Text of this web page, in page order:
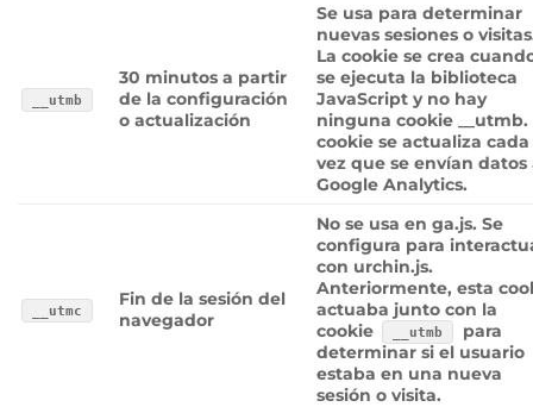
__utmb
30 minutos a partir
de la configuración
o actualización
Se usa para determinar
nuevas sesiones o
La cookie se crea
se ejecuta la biblioteca
JavaScript y no hay
ninguna cookie __utmb.
cookie se actualiza cada
vez que se envían datos
Google Analytics.
__utmc
Fin de la sesión del
navegador
No se usa en ga.js. Se
configura para
con urchin.js.
Anteriormente, esta
actuaba junto con la
cookie
__utmb
para
determinar si el usuario
estaba en una nueva
sesión o visita.